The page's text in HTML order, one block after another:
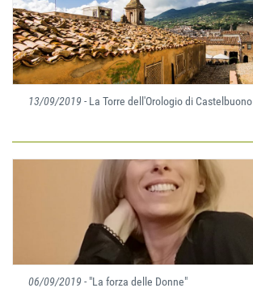
13/09/2019- La Torre dell'Orologio di Castelbuono
06/09/2019- "La forza delle Donne"